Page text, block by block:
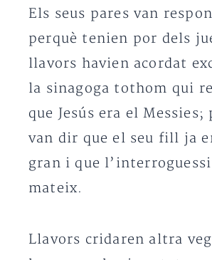
Els seus pares van
perquè tenien por dels
llavors havien acordat
la sinagoga tothom qui
que Jesús era el Messies;
van dir que el seu fill ja
gran i que
mateix.
Llavors cridaren altra